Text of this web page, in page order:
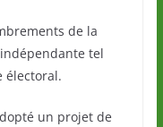
de la
tel
électoral.
un projet de